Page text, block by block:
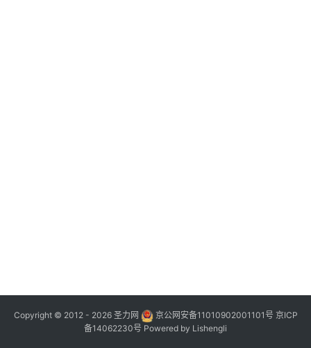
Copyright © 2012 - 2026 圣力网 京公网安备11010902001101号 京ICP
备14062230号 Powered by Lishengli